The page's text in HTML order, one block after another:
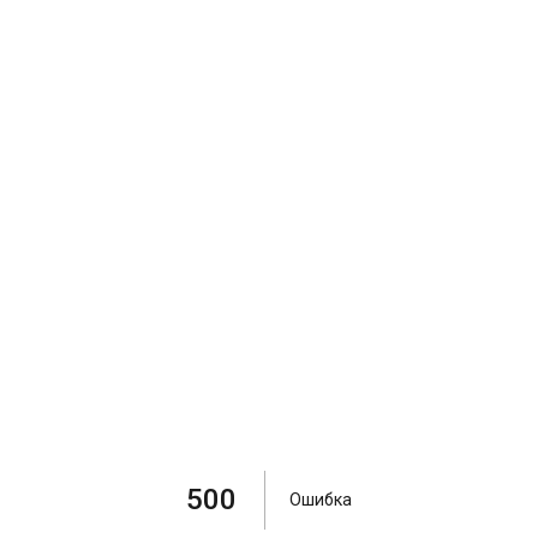
500 Ошибка